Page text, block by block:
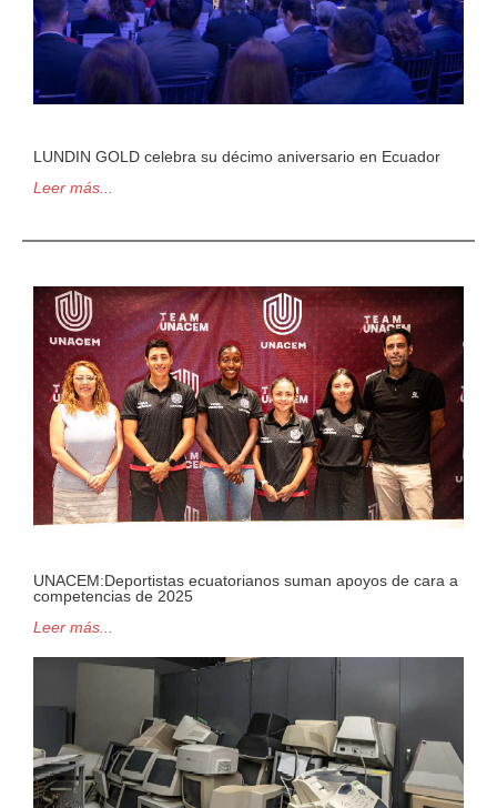
LUNDIN GOLD celebra su décimo aniversario en Ecuador
Leer más...
UNACEM:Deportistas ecuatorianos suman apoyos de cara a
competencias de 2025
Leer más...